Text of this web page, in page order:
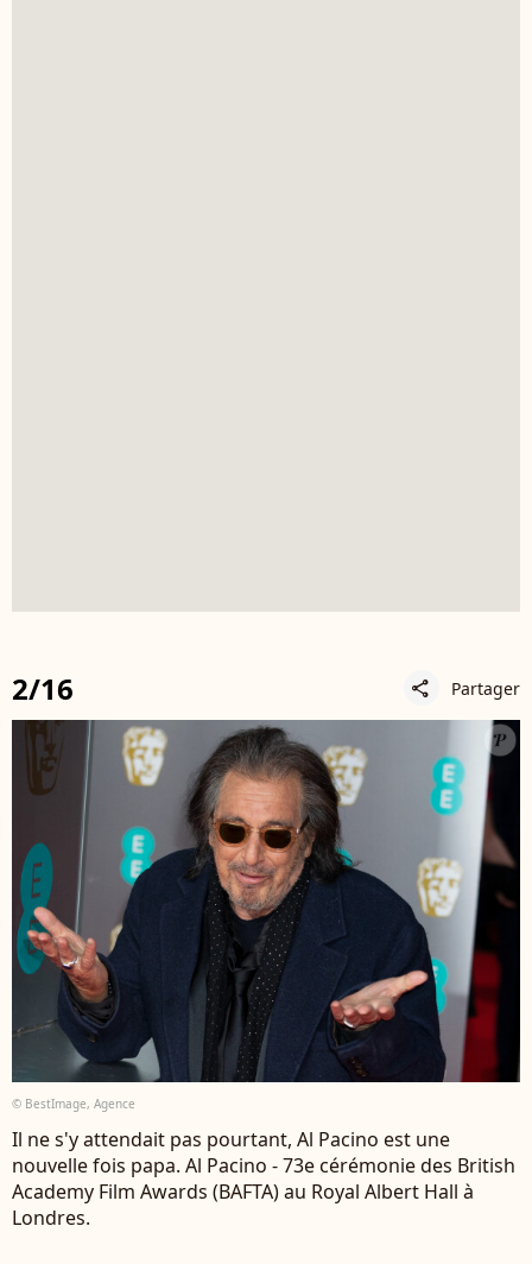
2/16 share Partager
© BestImage, Agence
Il ne s'y attendait pas pourtant, Al Pacino est une
nouvelle fois papa. Al Pacino - 73e cérémonie des British
Academy Film Awards (BAFTA) au Royal Albert Hall à
Londres.